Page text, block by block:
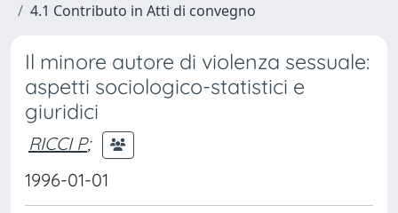
4.1 Contributo in Atti di convegno
Il minore autore di violenza sessuale:
aspetti sociologico-statistici e
giuridici
RICCI P;
1996-01-01